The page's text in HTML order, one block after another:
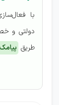
با
دولتی و
طریق پیامک